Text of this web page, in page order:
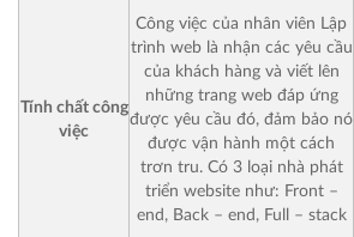
Tính chất công
việc
Công việc của nhân viên Lập
trình web là nhận các yêu cầu
của khách hàng và viết lên
những trang web đáp ứng
được yêu cầu đó, đảm bảo nó
được vận hành một cách
trơn tru. Có 3 loại nhà phát
triển website như: Front –
end, Back – end, Full – stack